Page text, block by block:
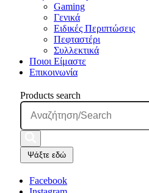
Gaming
Γενικά
Ειδικές Περιπτώσεις
Πεφταστέρι
Συλλεκτικά
Ποιοι Είμαστε
Επικοινωνία
Products search
Ψάξτε εδώ
Facebook